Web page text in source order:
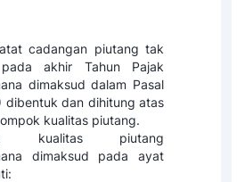
cadangan piutang tak
akhir Tahun Pajak
dimaksud dalam Pasal
dibentuk dan dihitung atas
kualitas piutang.
kualitas piutang
dimaksud pada ayat